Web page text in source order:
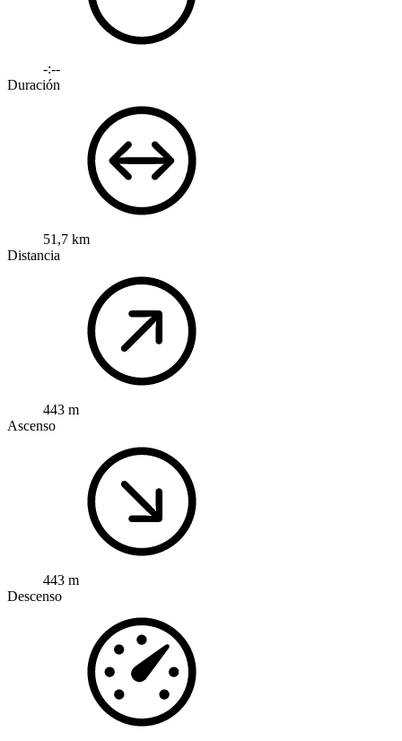
-:--
Duración
51,7 km
Distancia
443 m
Ascenso
443 m
Descenso